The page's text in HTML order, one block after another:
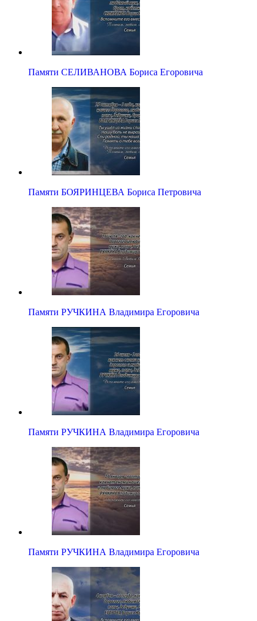
Памяти СЕЛИВАНОВА Бориса Егоровича
Памяти БОЯРИНЦЕВА Бориса Петровича
Памяти РУЧКИНА Владимира Егоровича
Памяти РУЧКИНА Владимира Егоровича
Памяти РУЧКИНА Владимира Егоровича